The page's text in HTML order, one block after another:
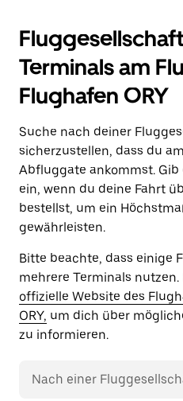
Terminals am
Flughafen ORY
Suche nach deiner
sicherzustellen, dass du
Abfluggate ankommst.
ein, wenn du deine Fahrt
bestellst, um ein
gewährleisten.
Bitte beachte, dass einige
mehrere Terminals nutzen.
offizielle Website des
ORY, um dich über
zu informieren.